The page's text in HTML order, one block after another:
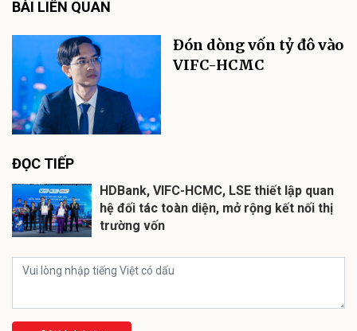
BÀI LIÊN QUAN
Đón dòng vốn tỷ đô vào
VIFC-HCMC
ĐỌC TIẾP
HDBank, VIFC-HCMC, LSE thiết lập quan
hệ đối tác toàn diện, mở rộng kết nối thị
trường vốn